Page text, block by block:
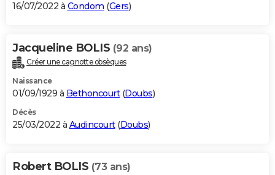
16/07/2022 à Condom (Gers)
Jacqueline BOLIS (92 ans)
Créer une cagnotte obsèques
Naissance
01/09/1929 à Bethoncourt(Doubs)
Décès
25/03/2022 à Audincourt(Doubs)
Robert BOLIS (73 ans)